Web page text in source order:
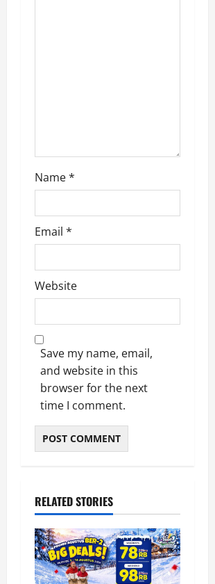
Name*
Email *
Website
Save my name, email,
and website in this
browser for the next
time I comment.
RELATED STORIES